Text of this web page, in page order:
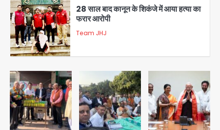
3
28 साल बाद कानून के शिकंजे में आया हत्या का
फरार आरोपी
Team JHJ
डबल मर्डर का मुख्य साजिशकर्ता क्राइम ब्रांच
के हत्थे
Team JHJ